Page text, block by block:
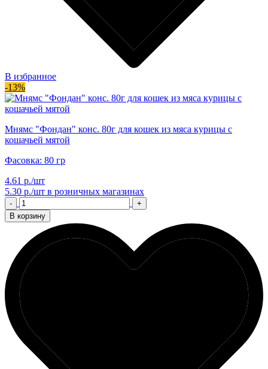
В избранное
-13%
Мнямс "Фондан" конс. 80г для кошек из мяса курицы с
кошачьей мятой
Фасовка: 80 гр
4.61 р./шт
5.30 р./шт в розничных магазинах
-
+
В корзину